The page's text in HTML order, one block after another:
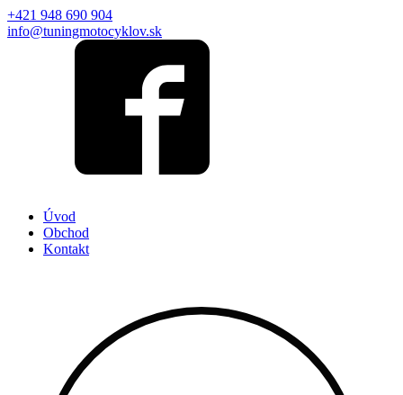
+421 948 690 904
info@tuningmotocyklov.sk
Úvod
Obchod
Kontakt